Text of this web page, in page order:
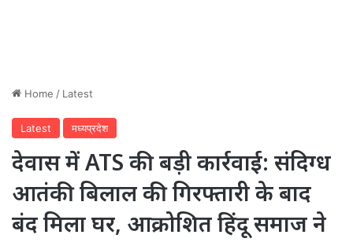
Home / Latest
Latest मध्यप्रदेश
देवास में ATS की बड़ी कार्रवाई: संदिग्ध
आतंकी बिलाल की गिरफ्तारी के बाद
बंद मिला घर, आक्रोशित हिंदू समाज ने